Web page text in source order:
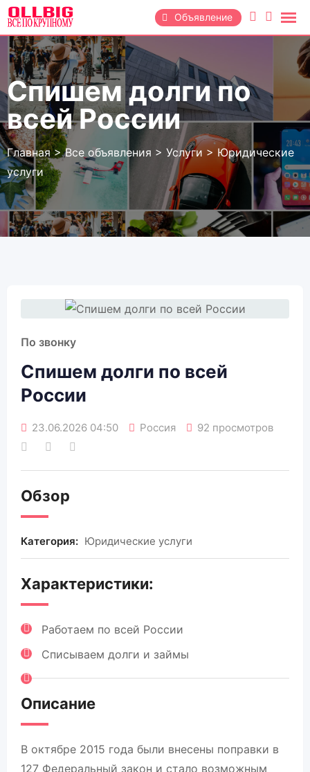
Перейти
содержанию
Объявление
Спишем долги по
всей России
Главная>Все объявления > Услуги > Юридические
услуги
По звонку
Спишем долги по всей
России
23.06.2026 04:50 Россия 92 просмотров
Обзор
Категория: Юридические услуги
Характеристики:
Работаем по всей России
Списываем долги и займы
Описание
В октябре 2015 года были внесены поправки в
127 Федеральный закон и стало возможным